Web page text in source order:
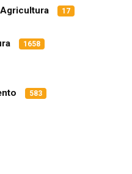
17
1658
583